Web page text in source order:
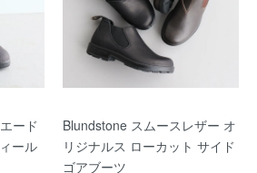
ード
ール
Blundstone スムースレザー オ
リジナルス ローカット サイド
ゴアブーツ